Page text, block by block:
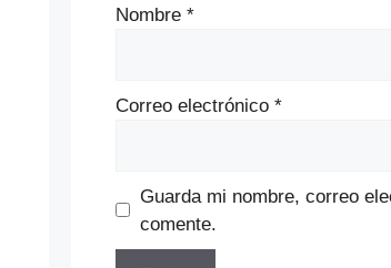
Nombre *
Correo electrónico *
Guarda mi nombre, correo
comente.